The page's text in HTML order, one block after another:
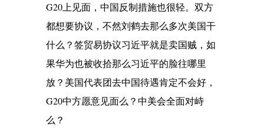
G20上见面，中国反制措施也很轻。双方
都想要协议，不然刘鹤去那么多次美国干
什么？签贸易协议习近平就是卖国贼，如
果华为也被收拾那么习近平的脸往哪里
放？美国代表团去中国待遇肯定不会好，
G20中方愿意见面么？中美会全面对峙
么？